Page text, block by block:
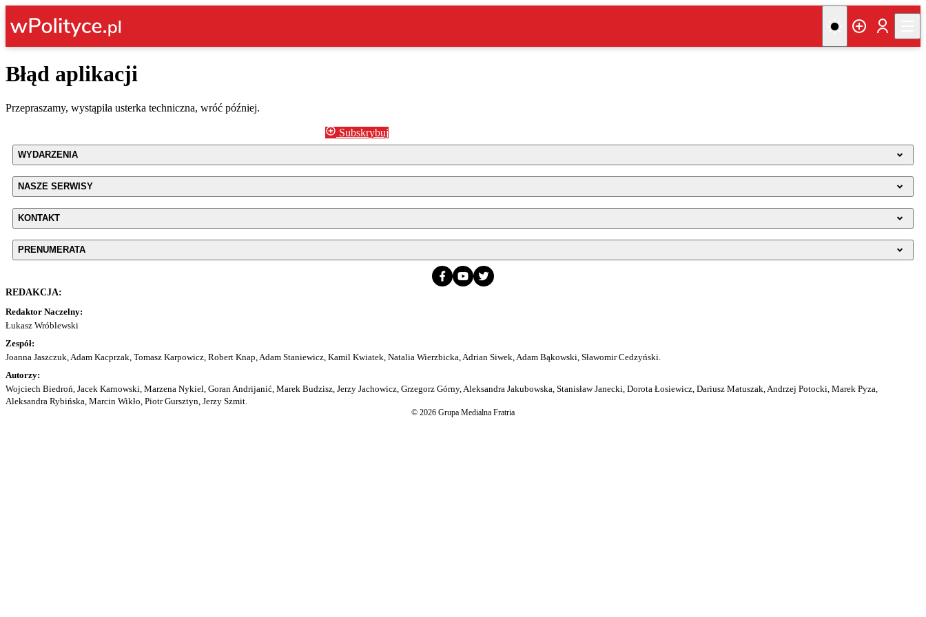
Błąd aplikacji
Przepraszamy, wystąpiła usterka techniczna, wróć później.
Subskrybuj
WYDARZENIA
NASZE SERWISY
KONTAKT
PRENUMERATA
REDAKCJA:
Redaktor Naczelny:
Łukasz Wróblewski
Zespół:
Joanna Jaszczuk, Adam Kacprzak, Tomasz Karpowicz, Robert Knap, Adam Staniewicz, Kamil Kwiatek, Natalia Wierzbicka, Adrian Siwek, Adam Bąkowski, Sławomir Cedzyński.
Autorzy:
Wojciech Biedroń, Jacek Karnowski, Marzena Nykiel, Goran Andrijanić, Marek Budzisz, Jerzy Jachowicz, Grzegorz Górny, Aleksandra Jakubowska, Stanisław Janecki, Dorota Łosiewicz, Dariusz Matuszak, Andrzej Potocki, Marek Pyza,
Aleksandra Rybińska, Marcin Wikło, Piotr Gursztyn, Jerzy Szmit.
© 2026 Grupa Medialna Fratria